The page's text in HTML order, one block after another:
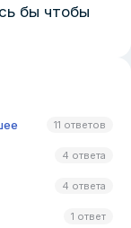
бы чтобы
11 ответов
4 ответа
4 ответа
1 ответ